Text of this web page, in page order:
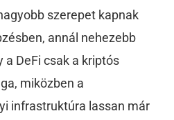
szerepet kapnak
annál nehezebb
a DeFi csak a kriptós
miközben a
infrastruktúra lassan már